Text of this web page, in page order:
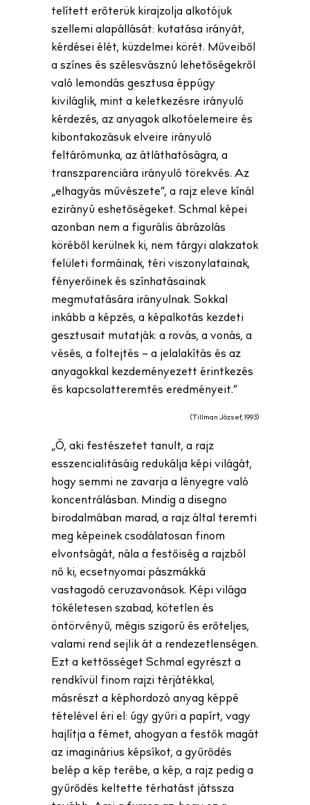
telített erőterük kirajzolja alkotójuk
szellemi alapállását: kutatása irányát,
kérdései élét, küzdelmei körét. Műveiből
a színes és szélesvásznú lehetőségekről
való lemondás gesztusa éppúgy
kiviláglik, mint a keletkezésre irányuló
kérdezés, az anyagok alkotóelemeire és
kibontakozásuk elveire irányuló
feltárómunka, az átláthatóságra, a
transzparenciára irányuló törekvés. Az
„elhagyás művészete”, a rajz eleve kínál
ezirányú eshetőségeket. Schmal képei
azonban nem a figurális ábrázolás
köréből kerülnek ki, nem tárgyi alakzatok
felületi formáinak, téri viszonylatainak,
fényerőinek és színhatásainak
megmutatására irányulnak. Sokkal
inkább a képzés, a képalkotás kezdeti
gesztusait mutatják: a rovás, a vonás, a
vésés, a foltejtés – a jelalakítás és az
anyagokkal kezdeményezett érintkezés
és kapcsolatteremtés eredményeit.”
(Tillman József, 1993)
„Ő, aki festészetet tanult, a rajz
esszencialitásáig redukálja képi világát,
hogy semmi ne zavarja a lényegre való
koncentrálásban. Mindig a disegno
birodalmában marad, a rajz által teremti
meg képeinek csodálatosan finom
elvontságát, nála a festőiség a rajzból
nő ki, ecsetnyomai pászmákká
vastagodó ceruzavonások. Képi világa
tökéletesen szabad, kötetlen és
öntörvényű, mégis szigorú és erőteljes,
valami rend sejlik át a rendezetlenségen.
Ezt a kettősséget Schmal egyrészt a
rendkívül finom rajzi térjátékkal,
másrészt a képhordozó anyag képpé
tételével éri el: úgy gyűri a papírt, vagy
hajlítja a fémet, ahogyan a festők magát
az imaginárius képsíkot, a gyűrődés
belép a kép terébe, a kép, a rajz pedig a
gyűrődés keltette térhatást játssza